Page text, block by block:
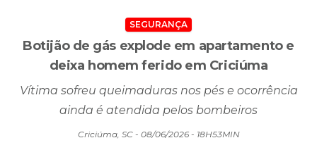
deixa homem ferido em Criciúma
Vítima sofreu queimaduras nos pés e ocorrência
ainda é atendida pelos bombeiros
Criciúma, SC - 08/06/2026 - 18H53MIN